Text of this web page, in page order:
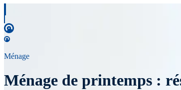
Ménage
Ménage de printemps :